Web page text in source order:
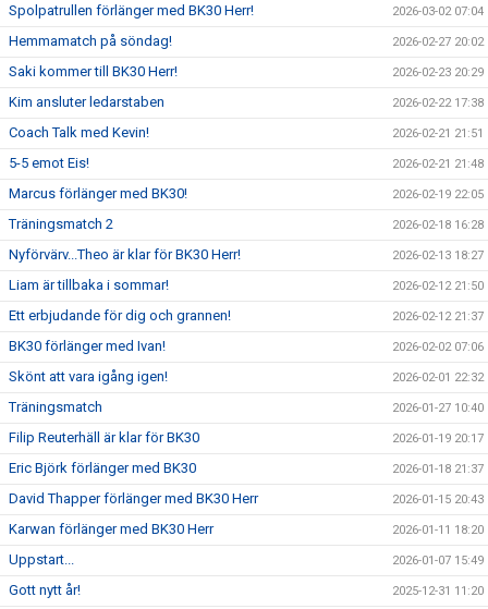
Spolpatrullen förlänger med BK30 Herr! 2026-03-02 07:04
Hemmamatch på söndag! 2026-02-27 20:02
Saki kommer till BK30 Herr! 2026-02-23 20:29
Kim ansluter ledarstaben 2026-02-22 17:38
Coach Talk med Kevin! 2026-02-21 21:51
5-5 emot Eis! 2026-02-21 21:48
Marcus förlänger med BK30! 2026-02-19 22:05
Träningsmatch 2 2026-02-18 16:28
Nyförvärv...Theo är klar för BK30 Herr! 2026-02-13 18:27
Liam är tillbaka i sommar! 2026-02-12 21:50
Ett erbjudande för dig och grannen! 2026-02-12 21:37
BK30 förlänger med Ivan! 2026-02-02 07:06
Skönt att vara igång igen! 2026-02-01 22:32
Träningsmatch 2026-01-27 10:40
Filip Reuterhäll är klar för BK30 2026-01-19 20:17
Eric Björk förlänger med BK30 2026-01-18 21:37
David Thapper förlänger med BK30 Herr 2026-01-15 20:43
Karwan förlänger med BK30 Herr 2026-01-11 18:20
Uppstart... 2026-01-07 15:49
Gott nytt år! 2025-12-31 11:20